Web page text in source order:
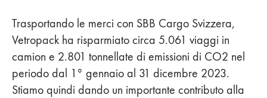
Trasportando le merci con SBB Cargo Svizzera,
Vetropack ha risparmiato circa 5.061 viaggi in
camion e 2.801 tonnellate di emissioni di CO2 nel
periodo dal 1° gennaio al 31 dicembre 2023.
Stiamo quindi dando un importante contributo alla